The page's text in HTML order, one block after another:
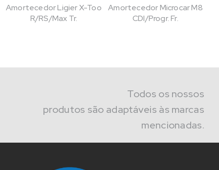
Amortecedor Ligier X-Too
R/RS/Max Tr.
Amortecedor Microcar M8
CDI/Progr. Fr.
Todos os nossos
produtos são adaptáveis às marcas
mencionadas.